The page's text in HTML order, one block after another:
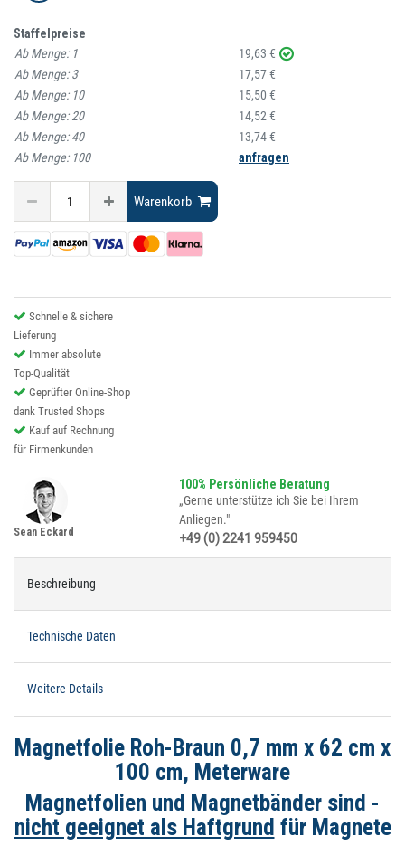
Staffelpreise
Ab Menge: 1
19,63 €
Ab Menge:3
17,57 €
Ab Menge: 10
15,50 €
Ab Menge:20
14,52 €
Ab Menge:40
13,74 €
Ab Menge: 100 anfragen
Warenkorb
Schnelle & sichere
Lieferung
Immer absolute
Top-Qualität
Geprüfter Online-Shop
dank Trusted Shops
Kauf auf Rechnung
für Firmenkunden
100% Persönliche Beratung
„Gerne unterstütze ich Sie bei Ihrem
Anliegen."
+49 (0) 2241 959450
Sean Eckard
Beschreibung
Technische Daten
Weitere Details
Magnetfolie Roh-Braun 0,7 mm x 62 cm x
100 cm, Meterware
Magnetfolien und Magnetbänder sind -
nicht geeignet als Haftgrund für Magnete